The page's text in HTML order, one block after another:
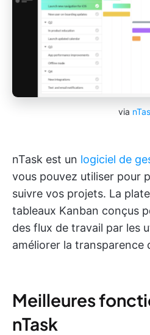
via
nTask est un logiciel de
vous pouvez utiliser pour
suivre vos projets. La
tableaux Kanban conçus
des flux de travail par les
améliorer la transparence
Meilleures
nTask